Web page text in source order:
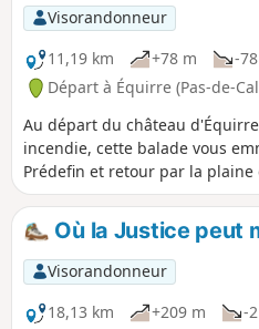
Visorandonneur
11,19 km
+78 m -
Départ à Équirre (Pas-de-
Au départ du château
incendie, cette balade vous
Prédefin et retour par la plaine
qu'empruntent le GRP® Tour
cultivés entre les points (8) et
traverser, ils sont souvent
Où la Justice peut
Visorandonneur
18,13 km
+209 m
-